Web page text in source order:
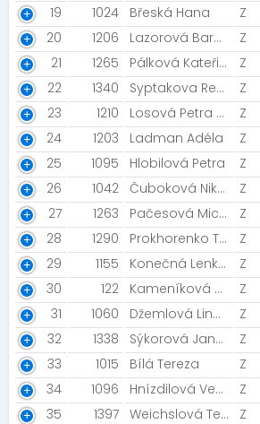
19 1024 Břeská Hana Z
20
1206 Lazorová Barbora Z
21
1265 Pálková Kateřina Z
22
1340 Syptakova Renata Z
23
1210 Losová Petra [ŠKODA EKOVA] Z
24
1203 Ladman Adéla Z
25
1095 Hlobilová Petra Z
26
1042 Čuboková Nikola Z
27
1263 Pačesová Michaela Z
28
1290 Prokhorenko Taťana Z
29
1155 Konečná Lenka [CUCUMIAO] Z
30
122 Kameníková Monika Z
31
1060 Džemlová Linda Z
32
1338 Sýkorová Jana [Prostě běž!-Sýkorky:)] Z
33
1015 Bílá Tereza Z
34
1096 Hnízdilová Vendula Z
35
1397 Weichslová Tereza [SHRIMP team] Z